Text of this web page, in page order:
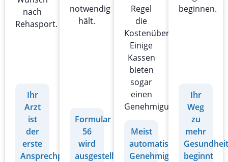
nach
Rehasport.
Ihr
Arzt
ist
der
erste
Ansprechpartner
notwendig
hält.
Formular
56
wird
ausgestellt
Regel
die
Kostenübernahme.
Einige
Kassen
bieten
sogar
einen
Genehmigungsverzicht.
Meist
automatische
Genehmigung
beginnen.
Ihr
Weg
zu
mehr
Gesundheit
beginnt